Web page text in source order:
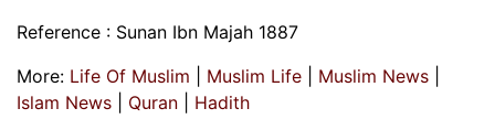
Reference : Sunan Ibn Majah 1887
More: Life Of Muslim Muslim Life Muslim News
Islam News
Quran Hadith